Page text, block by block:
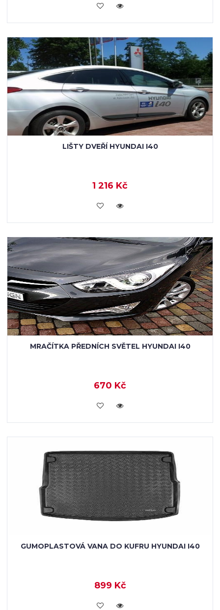
KOUPIT
LIŠTY DVEŘÍ HYUNDAI I40
1 216 Kč
KOUPIT
MRAČÍTKA PŘEDNÍCH SVĚTEL HYUNDAI I40
670 Kč
KOUPIT
GUMOPLASTOVÁ VANA DO KUFRU HYUNDAI I40
899 Kč
KOUPIT